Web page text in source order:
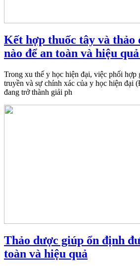
Kết hợp thuốc tây và thảo
nào để an toàn và hiệu
Trong xu thế y học hiện đại, việc phối hợp
truyền và sự chính xác của y học hiện đại
đang trở thành giải ph
Thảo dược giúp ổn định
toàn và hiệu quả